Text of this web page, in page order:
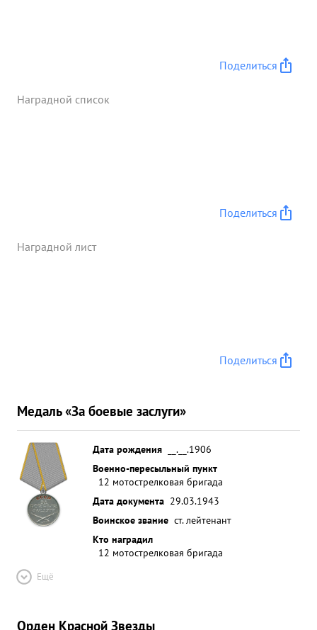
Поделиться
Наградной список
Поделиться
Наградной лист
Поделиться
Медаль «За боевые заслуги»
Дата рождения
__.__.1906
Военно-пересыльный пункт
12 мотострелковая бригада
Дата документа 29.03.1943
Воинское звание ст. лейтенант
Кто наградил
12 мотострелковая бригада
Ещё
Орден Красной Звезды